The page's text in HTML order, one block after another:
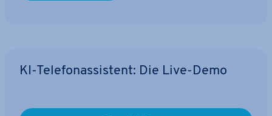
KI-Te­le­fon­as­sis­tent: Die Live-Demo